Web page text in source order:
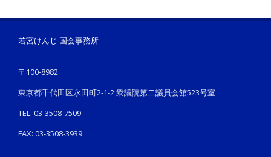
若宮けんじ 国会事務所
〒100-8982
東京都千代田区永田町2-1-2 衆議院第二議員会館523号室
TEL: 03-3508-7509
FAX: 03-3508-3939